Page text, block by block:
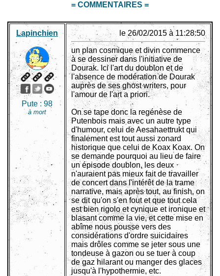
= COMMENTAIRES =
Lapinchien
Pute : 98
à mort
le 26/02/2015 à 11:28:50
un plan cosmique et divin commence
à se dessiner dans l'initiative de
Dourak. Ici l'art du doublon et de
l'absence de modération de Dourak
auprès de ses ghost writers, pour
l'amour de l'art a priori.
On se tape donc la regénèse de
Putenbois mais avec un autre type
d'humour, celui de Aesahaettrukt qui
finalement est tout aussi zonard
historique que celui de Koax Koax. On
se demande pourquoi au lieu de faire
un épisode doublon, les deux
n'auraient pas mieux fait de travailler
de concert dans l'intérêt de la trame
narrative, mais après tout, au finish, on
se dit qu'on s'en fout et que tout cela
est bien rigolo et cynique et ironique et
blasant comme la vie, et cette mise en
abîme nous pousse vers des
considérations d'ordre suicidaires
mais drôles comme se jeter sous une
tondeuse à gazon ou se tuer à coup
de gaz hilarant ou manger des glaces
jusqu'à l'hypothermie, etc.